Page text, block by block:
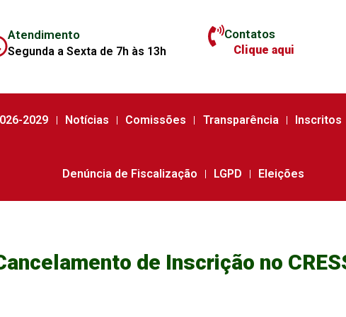
Atendimento
Segunda a Sexta de 7h às 13h
Contatos
Clique aqui
2029 Notícias Comissões Transparência Inscritos
Denúncia de Fiscalização LGPD Eleições
de Inscrição no